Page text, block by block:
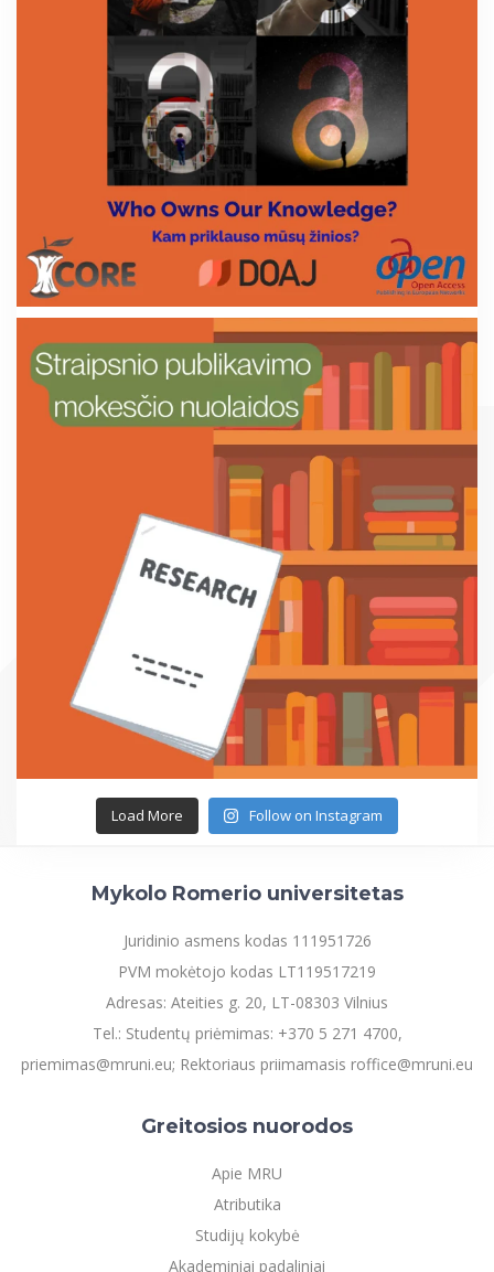
Load More Follow on Instagram
Mykolo Romerio universitetas
Juridinio asmens kodas 111951726
PVM mokėtojo kodas LT119517219
Adresas: Ateities g. 20, LT-08303 Vilnius
Tel.: Studentų priėmimas: +370 5 271 4700,
priemimas@mruni.eu; Rektoriaus priimamasis roffice@mruni.eu
Greitosios nuorodos
Apie MRU
Atributika
Studijų kokybė
Akademiniai padaliniai